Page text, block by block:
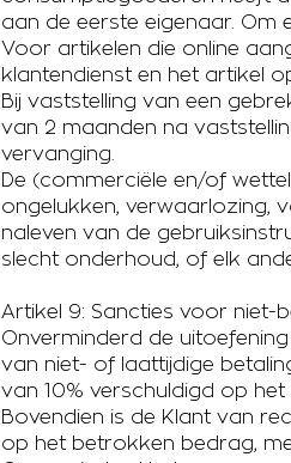
aan de eerste eigenaar. Om
Voor artikelen die online
klantendienst en het artikel
Bij vaststelling van een
van 2 maanden na
vervanging.
De (commerciële en/of
ongelukken, verwaarlozing,
naleven van de
slecht onderhoud, of elk
Artikel 9: Sancties voor niet-
Onverminderd de
van niet- of laattijdige
van 10% verschuldigd op
Bovendien is de Klant van
op het betrokken bedrag,